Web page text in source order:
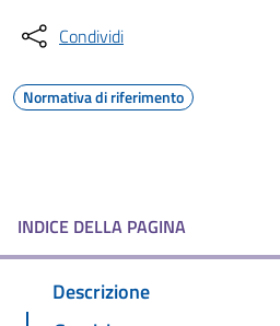
Condividi
Normativa di riferimento
INDICE DELLA PAGINA
Descrizione